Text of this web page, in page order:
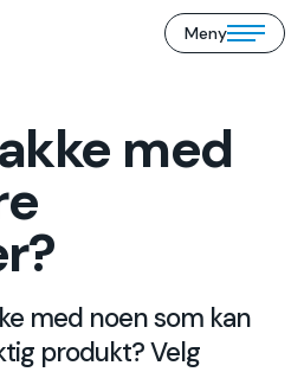
Meny
Open/close
med
med noen som kan
produkt? Velg